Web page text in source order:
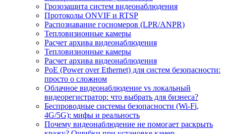
Грозозащита систем видеонаблюдения
Протоколы ONVIF и RTSP
Распознавание госномеров (LPR/ANPR)
Тепловизионные камеры
Расчет архива видеонаблюдения
Тепловизионные камеры
Расчет архива видеонаблюдения
PoE (Power over Ethernet) для систем безопасности:
просто о сложном
Облачное видеонаблюдение vs локальный
видеорегистратор: что выбрать для бизнеса?
Беспроводные системы безопасности (Wi-Fi,
4G/5G): мифы и реальность
Почему видеонаблюдение не помогает раскрыть